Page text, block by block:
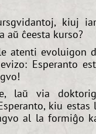
kiuj
aŭ ĉeesta kurso?
atenti evoluigon
Esperanto
laŭ via
kiu estas
al la formiĝo